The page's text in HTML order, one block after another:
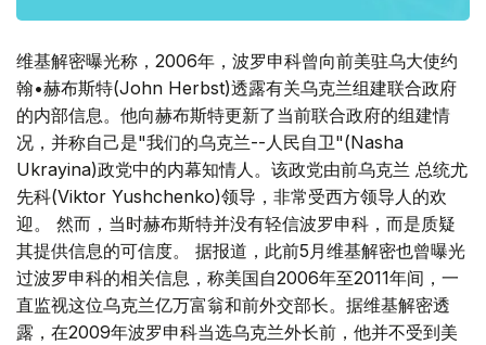
维基解密曝光称，2006年，波罗申科曾向前美驻乌大使约
翰•赫布斯特(John Herbst)透露有关乌克兰组建联合政府
的内部信息。他向赫布斯特更新了当前联合政府的组建情
况，并称自己是"我们的乌克兰--人民自卫"(Nasha
Ukrayina)政党中的内幕知情人。该政党由前乌克兰 总统尤
先科(Viktor Yushchenko)领导，非常受西方领导人的欢
迎。 然而，当时赫布斯特并没有轻信波罗申科，而是质疑
其提供信息的可信度。 据报道，此前5月维基解密也曾曝光
过波罗申科的相关信息，称美国自2006年至2011年间，一
直监视这位乌克兰亿万富翁和前外交部长。据维基解密透
露，在2009年波罗申科当选乌克兰外长前，他并不受到美